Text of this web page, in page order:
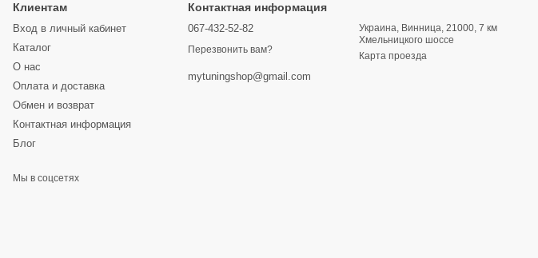
Клиентам
Вход в личный кабинет
Каталог
О нас
Оплата и доставка
Обмен и возврат
Контактная информация
Блог
Мы в соцсетях
Контактная информация
067-432-52-82
Перезвонить вам?
mytuningshop@gmail.com
Украина, Винница, 21000, 7 км
Хмельницкого шоссе
Карта проезда